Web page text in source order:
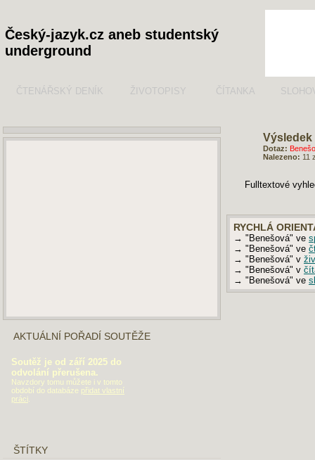
Český-jazyk.cz aneb studentský
underground
ČTENÁŘSKÝ DENÍK ŽIVOTOPISY ČÍTANKA
Výsledek
Dotaz:
Nalezeno: 11
Fulltextové
RYCHLÁ
→ "Benešová" ve
→ "Benešová" ve
→ "Benešová" v
→ "Benešová" v
→ "Benešová" ve
AKTUÁLNÍ POŘADÍ SOUTĚŽE
Soutěž je od září 2025 do
odvolání přerušena.
Navzdory tomu můžete i v tomto
období do databáze přidat vlastní
práci
ŠTÍTKY